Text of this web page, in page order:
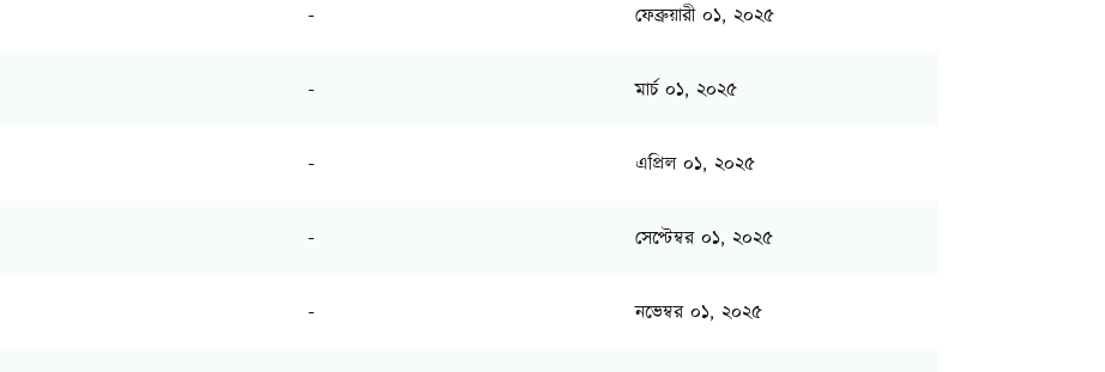
- ফেব্রুয়ারী ০১, ২০২৫
- মার্চ ০১, ২০২৫
- এপ্রিল ০১, ২০২৫
- সেপ্টেম্বর ০১, ২০২৫
- নভেম্বর ০১, ২০২৫